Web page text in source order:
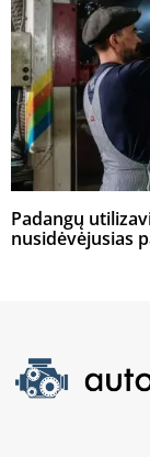
Padangų
nusidėvėjusias